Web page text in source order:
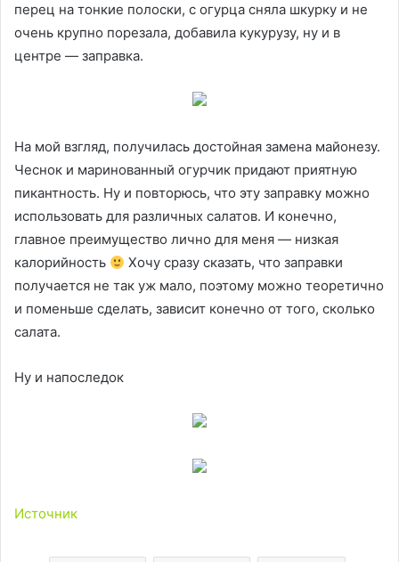
перец на тонкие полоски, с огурца сняла шкурку и не
очень крупно порезала, добавила кукурузу, ну и в
центре — заправка.
На мой взгляд, получилась достойная замена майонезу.
Чеснок и маринованный огурчик придают приятную
пикантность. Ну и повторюсь, что эту заправку можно
использовать для различных салатов. И конечно,
главное преимущество лично для меня — низкая
калорийность
Хочу сразу сказать, что заправки
получается не так уж мало, поэтому можно теоретично
и поменьше сделать, зависит конечно от того, сколько
салата.
Ну и напоследок
Источник